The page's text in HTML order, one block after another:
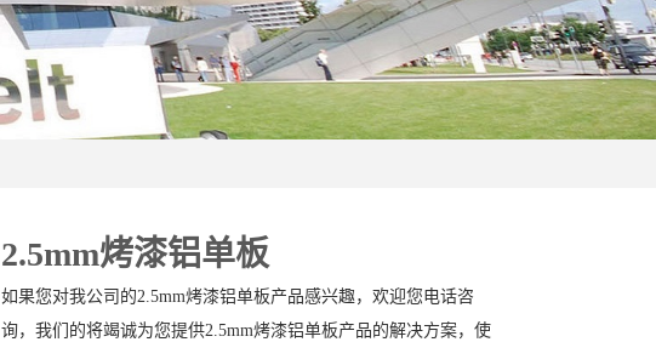
2.5mm烤漆铝单板
如果您对我公司的2.5mm烤漆铝单板产品感兴趣，欢迎您电话咨
询，我们的将竭诚为您提供2.5mm烤漆铝单板产品的解决方案，使